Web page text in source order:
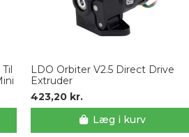
LDO Orbiter V2.5 Direct Drive
Extruder
423,20 kr.
Læg i kurv